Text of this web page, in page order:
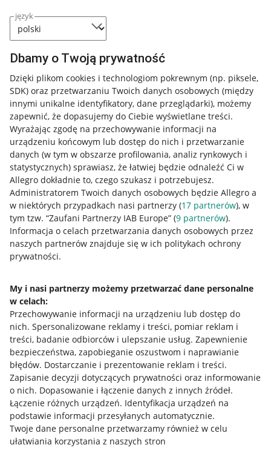
język
Dbamy o Twoją prywatność
Dzięki plikom cookies i technologiom pokrewnym (np. piksele,
SDK) oraz przetwarzaniu Twoich danych osobowych (między
innymi unikalne identyfikatory, dane przeglądarki), możemy
zapewnić, że dopasujemy do Ciebie wyświetlane treści.
Wyrażając zgodę na przechowywanie informacji na
urządzeniu końcowym lub dostęp do nich i przetwarzanie
danych (w tym w obszarze profilowania, analiz rynkowych i
statystycznych) sprawiasz, że łatwiej będzie odnaleźć Ci w
Allegro dokładnie to, czego szukasz i potrzebujesz.
Administratorem Twoich danych osobowych będzie Allegro a
w niektórych przypadkach nasi partnerzy (17 partnerów), w
tym tzw. “Zaufani Partnerzy IAB Europe” (9 partnerów).
Informacja o celach przetwarzania danych osobowych przez
naszych partnerów znajduje się w ich politykach ochrony
prywatności.
My i nasi partnerzy możemy przetwarzać dane personalne
w celach:
Przechowywanie informacji na urządzeniu lub dostęp do
nich. Spersonalizowane reklamy i treści, pomiar reklam i
treści, badanie odbiorców i ulepszanie usług. Zapewnienie
bezpieczeństwa, zapobieganie oszustwom i naprawianie
błędów. Dostarczanie i prezentowanie reklam i treści.
Zapisanie decyzji dotyczących prywatności oraz informowanie
o nich. Dopasowanie i łączenie danych z innych źródeł.
Łączenie różnych urządzeń. Identyfikacja urządzeń na
podstawie informacji przesyłanych automatycznie.
Twoje dane personalne przetwarzamy również w celu
ułatwiania korzystania z naszych stron
Przydatne informacje
Jak to działa
Napisz do nas
Allegro Gadane dla sprzedających
Allegro Gadane dla kupujących
Informacje prawne
Regulamin
Polityka plików "cookies"
Ustawienia plików "cookies"
Udostępnianie lokalizacji
Informacje dla Aktu o Usługach Cyfrowych
Pobierz aplikację